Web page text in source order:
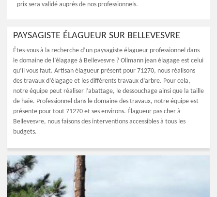
prix sera validé auprès de nos professionnels.
PAYSAGISTE ÉLAGUEUR SUR BELLEVESVRE
Êtes-vous à la recherche d’un paysagiste élagueur professionnel dans
le domaine de l’élagage à Bellevesvre ? Ollmann jean élagage est celui
qu’il vous faut. Artisan élagueur présent pour 71270, nous réalisons
des travaux d’élagage et les différents travaux d’arbre. Pour cela,
notre équipe peut réaliser l’abattage, le dessouchage ainsi que la taille
de haie. Professionnel dans le domaine des travaux, notre équipe est
présente pour tout 71270 et ses environs. Élagueur pas cher à
Bellevesvre, nous faisons des interventions accessibles à tous les
budgets.